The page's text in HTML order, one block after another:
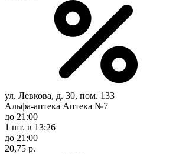
ул. Левкова, д. 30, пом. 133
Альфа-аптека Аптека №7
до 21:00
1 шт. в 13:26
до 21:00
20,75 р.